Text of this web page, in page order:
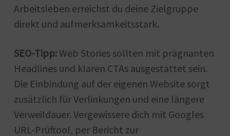
Arbeitsleben erreichst du deine Zielgruppe
direkt und aufmerksamkeitsstark.
SEO-Tipp:Web Stories sollten mit prägnanten
Headlines und klaren CTAs ausgestattet sein.
Die Einbindung auf der eigenen Website sorgt
zusätzlich für Verlinkungen und eine längere
Verweildauer. Vergewissere dich mit Googles
URL-Prüftool, per Bericht zur